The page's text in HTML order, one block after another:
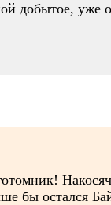
добытое,
бы остался